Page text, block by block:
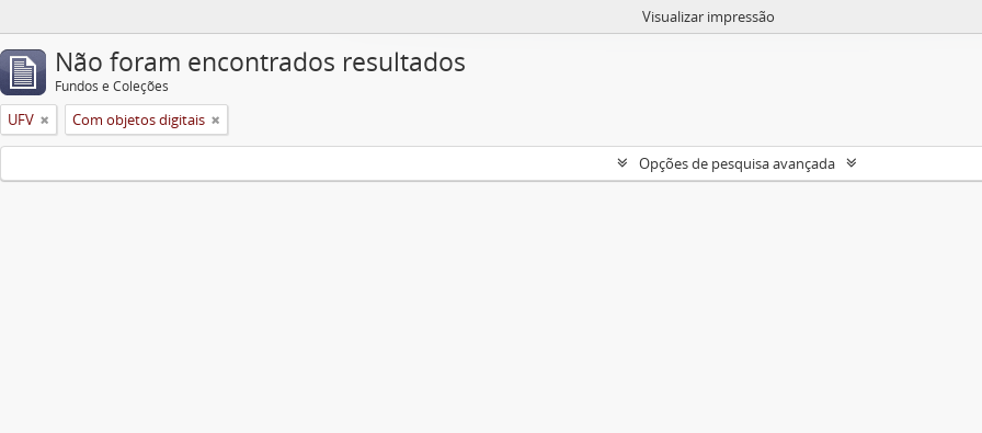
Visualizar impressão
Não foram encontrados resultados
Fundos e Coleções
UFV Com objetos digitais
Opções de pesquisa avançada